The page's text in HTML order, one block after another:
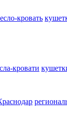
кровать
кровати